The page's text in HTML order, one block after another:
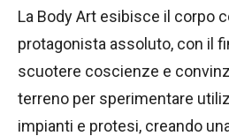
La Body Art esibisce il corpo
protagonista assoluto, con il
scuotere coscienze e
terreno per sperimentare
impianti e protesi, creando